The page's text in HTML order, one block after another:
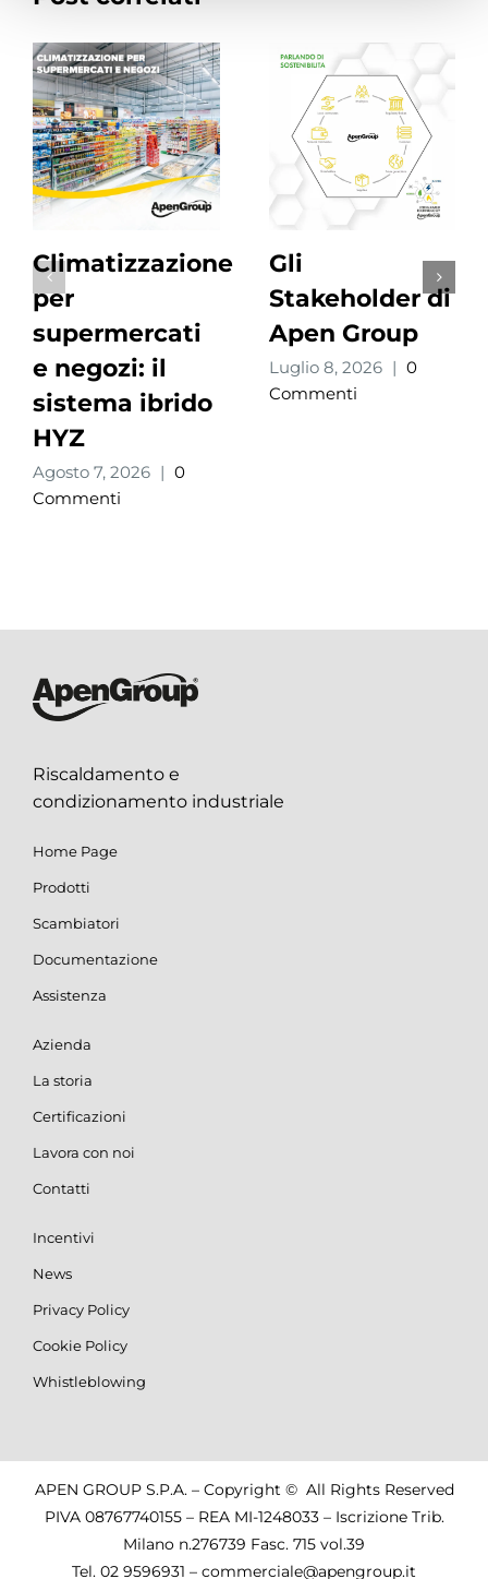
Climatizzazione
per
supermercati
e negozi: il
sistema ibrido
HYZ
Agosto 7, 2026 | 0
Commenti
Gli
Stakeholder di
Apen Group
Luglio 8, 2026 | 0
Commenti
Riscaldamento e
condizionamento industriale
Home Page
Prodotti
Scambiatori
Documentazione
Assistenza
Azienda
La storia
Certificazioni
Lavora con noi
Contatti
Incentivi
News
Privacy Policy
Cookie Policy
Whistleblowing
APEN GROUP S.P.A. – Copyright © All Rights Reserved
PIVA 08767740155 – REA MI-1248033 – Iscrizione Trib.
Milano n.276739 Fasc. 715 vol.39
Tel. 02 9596931 – commerciale@apengroup.it